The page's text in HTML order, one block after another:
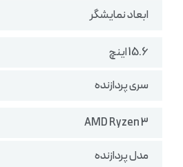
ابعاد نمایشگر
15.6 اینچ
سری پردازنده
AMD Ryzen 3
مدل پردازنده